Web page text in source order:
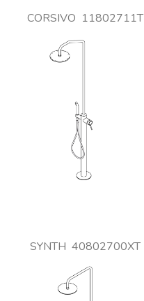
CORSIVO 11802711T
SYNTH 40802700XT